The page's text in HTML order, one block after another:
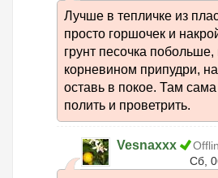
Лучше в тепличке из
просто горшочек и
грунт песочка
корневином припудри,
оставь в покое. Там
полить и проветрить.
Vesnaxxx
Сб,